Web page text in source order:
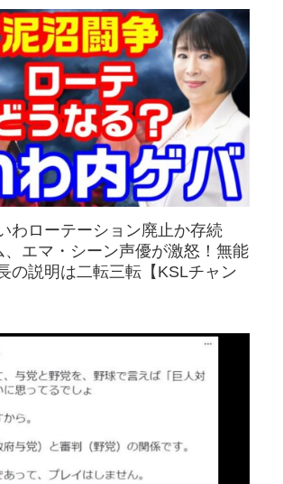
わローテーション廃止か存続
、エマ・シーン声優が激怒！無能
の説明は二転三転【KSLチャン